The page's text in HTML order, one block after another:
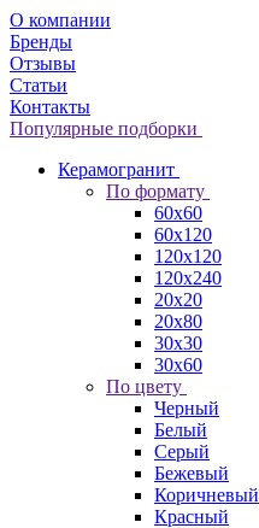
О компании
Бренды
Отзывы
Статьи
Контакты
Популярные подборки
Керамогранит
По формату
60x60
60x120
120x120
120x240
20x20
20x80
30x30
30x60
По цвету
Черный
Белый
Серый
Бежевый
Коричневый
Красный